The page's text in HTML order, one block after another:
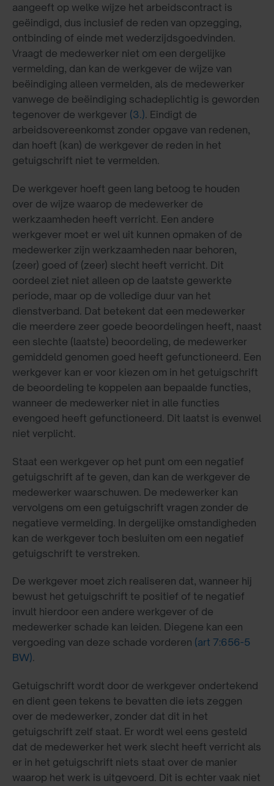
aangeeft op welke wijze het arbeidscontract is
geëindigd, dus inclusief de reden van opzegging,
ontbinding of einde met wederzijdsgoedvinden.
Vraagt de medewerker niet om een dergelijke
vermelding, dan kan de werkgever de wijze van
beëindiging alleen vermelden, als de medewerker
vanwege de beëindiging schadeplichtig is geworden
tegenover de werkgever (3.). Eindigt de
arbeidsovereenkomst zonder opgave van redenen,
dan hoeft (kan) de werkgever de reden in het
getuigschrift niet te vermelden.
De werkgever hoeft geen lang betoog te houden
over de wijze waarop de medewerker de
werkzaamheden heeft verricht. Een andere
werkgever moet er wel uit kunnen opmaken of de
medewerker zijn werkzaamheden naar behoren,
(zeer) goed of (zeer) slecht heeft verricht. Dit
oordeel ziet niet alleen op de laatste gewerkte
periode, maar op de volledige duur van het
dienstverband. Dat betekent dat een medewerker
die meerdere zeer goede beoordelingen heeft, naast
een slechte (laatste) beoordeling, de medewerker
gemiddeld genomen goed heeft gefunctioneerd. Een
werkgever kan er voor kiezen om in het getuigschrift
de beoordeling te koppelen aan bepaalde functies,
wanneer de medewerker niet in alle functies
evengoed heeft gefunctioneerd. Dit laatst is evenwel
niet verplicht.
Staat een werkgever op het punt om een negatief
getuigschrift af te geven, dan kan de werkgever de
medewerker waarschuwen. De medewerker kan
vervolgens om een getuigschrift vragen zonder de
negatieve vermelding. In dergelijke omstandigheden
kan de werkgever toch besluiten om een negatief
getuigschrift te verstreken.
De werkgever moet zich realiseren dat, wanneer hij
bewust het getuigschrift te positief of te negatief
invult hierdoor een andere werkgever of de
medewerker schade kan leiden. Diegene kan een
vergoeding van deze schade vorderen (art 7:656-5
BW).
Getuigschrift wordt door de werkgever ondertekend
en dient geen tekens te bevatten die iets zeggen
over de medewerker, zonder dat dit in het
getuigschrift zelf staat. Er wordt wel eens gesteld
dat de medewerker het werk slecht heeft verricht als
er in het getuigschrift niets staat over de manier
waarop het werk is uitgevoerd. Dit is echter vaak niet